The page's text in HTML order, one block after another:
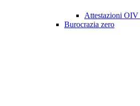
Attestazioni OIV
Burocrazia zero